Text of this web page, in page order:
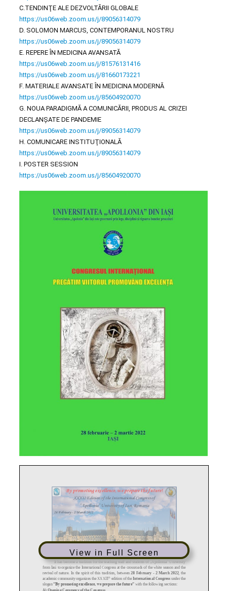
C.TENDINŢE ALE DEZVOLTĂRII GLOBALE
https://us06web.zoom.us/j/89056314079
D. SOLOMON MARCUS, CONTEMPORANUL NOSTRU
https://us06web.zoom.us/j/89056314079
E. REPERE ÎN MEDICINA AVANSATĂ
https://us06web.zoom.us/j/81576131416
https://us06web.zoom.us/j/81660173221
F. MATERIALE AVANSATE ÎN MEDICINA MODERNĂ
https://us06web.zoom.us/j/85604920070
G. NOUA PARADIGMĂ A COMUNICĂRII, PRODUS AL CRIZEI
DECLANȘATE DE PANDEMIE
https://us06web.zoom.us/j/89056314079
H. COMUNICARE INSTITUŢIONALĂ
https://us06web.zoom.us/j/89056314079
I. POSTER SESSION
https://us06web.zoom.us/j/85604920070
View in Full Screen